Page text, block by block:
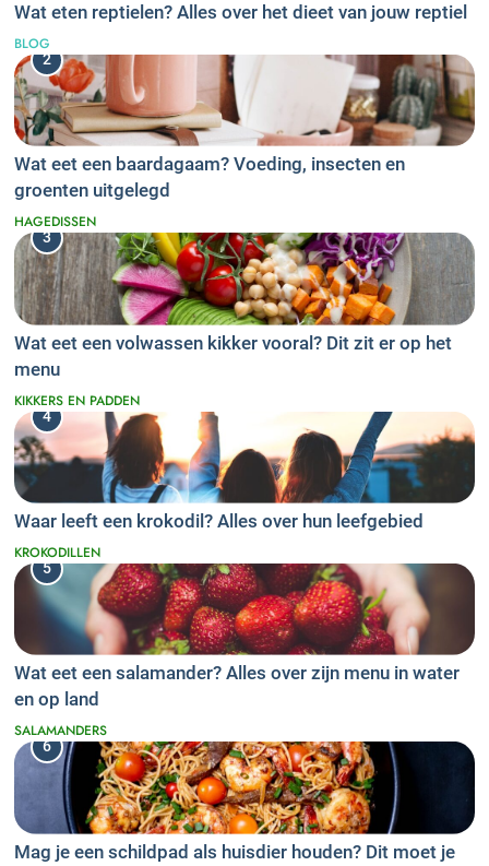
Wat eten reptielen? Alles over het dieet van jouw reptiel
BLOG
2
Wat eet een baardagaam? Voeding, insecten en
groenten uitgelegd
HAGEDISSEN
3
Wat eet een volwassen kikker vooral? Dit zit er op het
menu
KIKKERS EN PADDEN
4
Waar leeft een krokodil? Alles over hun leefgebied
KROKODILLEN
5
Wat eet een salamander? Alles over zijn menu in water
en op land
SALAMANDERS
6
Mag je een schildpad als huisdier houden? Dit moet je